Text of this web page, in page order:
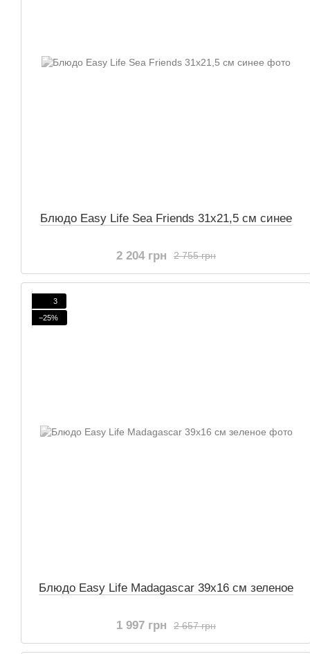
Блюдо Easy Life Sea Friends 31x21,5 см синее
2 755 грн
2 204 грн
3
−25%
Блюдо Easy Life Madagascar 39х16 см зеленое
2 657 грн
1 997 грн